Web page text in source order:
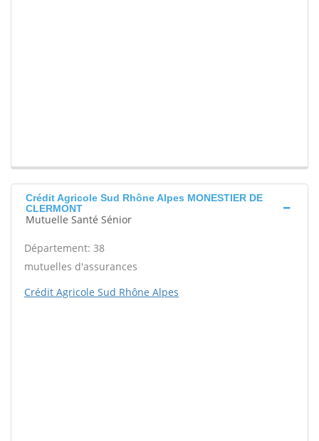
Crédit Agricole Sud Rhône Alpes MONESTIER DE
CLERMONT
Mutuelle Santé Sénior
Département: 38
mutuelles d'assurances
Crédit Agricole Sud Rhône Alpes